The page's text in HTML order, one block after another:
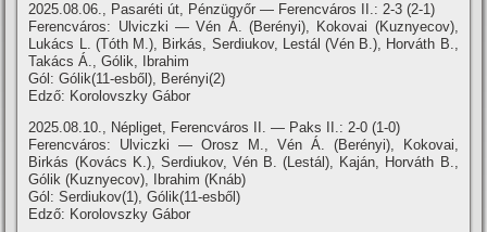
2025.08.06., Pasaréti út, Pénzügyőr — Ferencváros II.: 2-3 (2-1)
Ferencváros: Ulviczki — Vén Á. (Berényi), Kokovai (Kuznyecov),
Lukács L. (Tóth M.), Birkás, Serdiukov, Lestál (Vén B.), Horváth B.,
Takács Á., Gólik, Ibrahim
Gól: Gólik(11-esből), Berényi(2)
Edző: Korolovszky Gábor
2025.08.10., Népliget, Ferencváros II. — Paks II.: 2-0 (1-0)
Ferencváros: Ulviczki — Orosz M., Vén Á. (Berényi), Kokovai,
Birkás (Kovács K.), Serdiukov, Vén B. (Lestál), Kaján, Horváth B.,
Gólik (Kuznyecov), Ibrahim (Knáb)
Gól: Serdiukov(1), Gólik(11-esből)
Edző: Korolovszky Gábor